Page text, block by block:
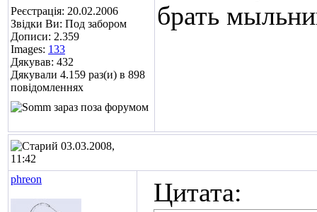
Реєстрація: 20.02.2006
Звідки Ви: Под забором
Дописи: 2.359
Images: 133
Дякував: 432
Дякували 4.159 раз(и) в 898
повідомленнях
брать
03.03.2008,
11:42
phreon
Цитата: